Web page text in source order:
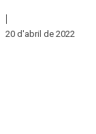
|
20 d'abril de 2022